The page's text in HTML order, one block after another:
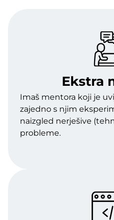
Ekstra
Imaš mentora koji je
zajedno s njim
naizgled nerješive
probleme.